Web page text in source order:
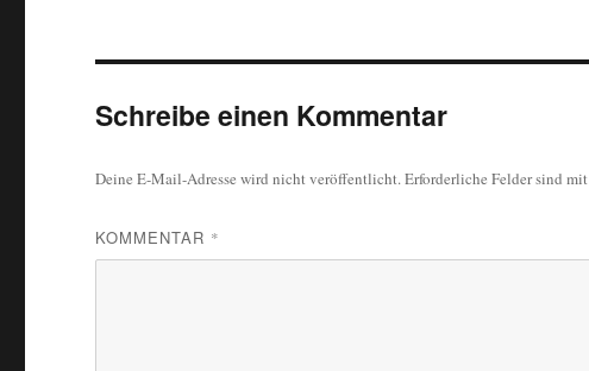
Schreibe einen Kommentar
Deine E-Mail-Adresse wird nicht veröffentlicht.Erforderliche Felder sind mit
KOMMENTAR *